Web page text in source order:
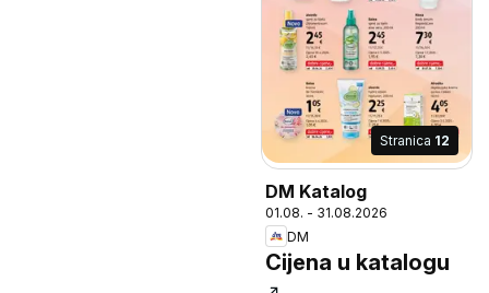
Stranica 12
DM Katalog
01.08. - 31.08.2026
DM
Cijena u katalogu